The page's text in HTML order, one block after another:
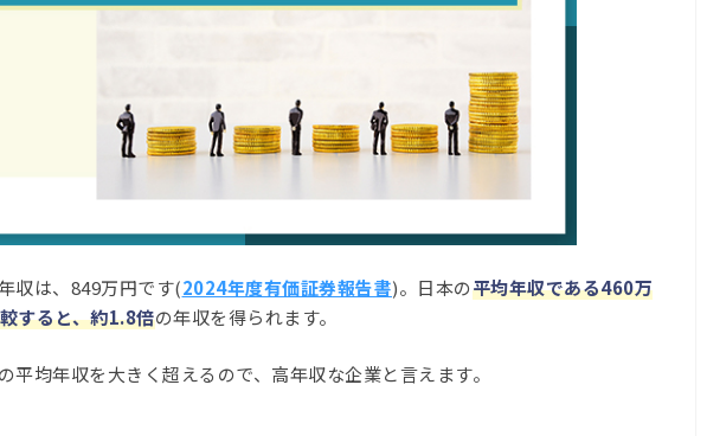
収は、849万円です(2024年度有価証券報告書)。日本の平均年収である460万
すると、約1.8倍の年収を得られます。
平均年収を大きく超えるので、高年収な企業と言えます。